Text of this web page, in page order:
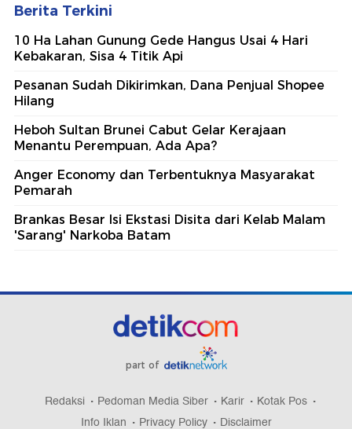
Berita Terkini
10 Ha Lahan Gunung Gede Hangus Usai 4 Hari
Kebakaran, Sisa 4 Titik Api
Pesanan Sudah Dikirimkan, Dana Penjual Shopee
Hilang
Heboh Sultan Brunei Cabut Gelar Kerajaan
Menantu Perempuan, Ada Apa?
Anger Economy dan Terbentuknya Masyarakat
Pemarah
Brankas Besar Isi Ekstasi Disita dari Kelab Malam
'Sarang' Narkoba Batam
part of
Redaksi Pedoman Media Siber Karir
Kotak Pos
Info Iklan
Privacy Policy Disclaimer